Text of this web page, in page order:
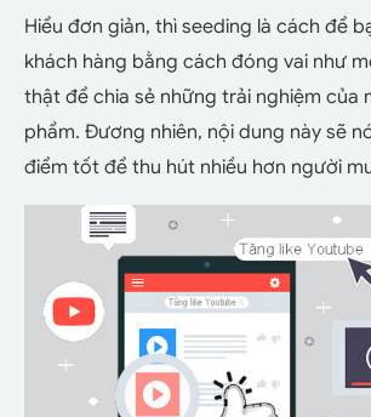
Hiểu đơn giản, thì seeding là cách để
khách hàng bằng cách đóng vai như
thật để chia sẻ những trải nghiệm của
phẩm. Đương nhiên, nội dung này sẽ
điểm tốt để thu hút nhiều hơn người